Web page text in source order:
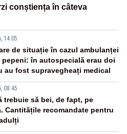
conștiența în câteva
14:05
de situație în cazul ambulanței
pepeni: în autospecială erau doi
au fost supravegheați medical
08:45
trebuie să bei, de fapt, pe
Cantitățile recomandate pentru